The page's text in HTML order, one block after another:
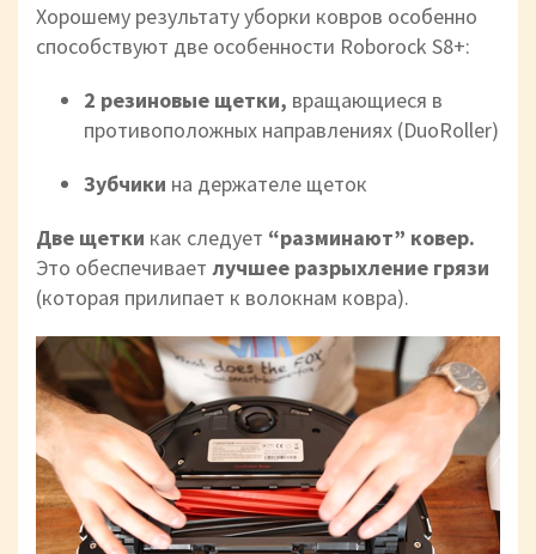
Хорошему результату уборки ковров особенно
способствуют две особенности Roborock S8+:
2 резиновые щетки, вращающиеся в
противоположных направлениях (DuoRoller)
Зубчики на держателе щеток
Две щетки как следует “разминают” ковер.
Это обеспечивает лучшее разрыхление грязи
(которая прилипает к волокнам ковра).